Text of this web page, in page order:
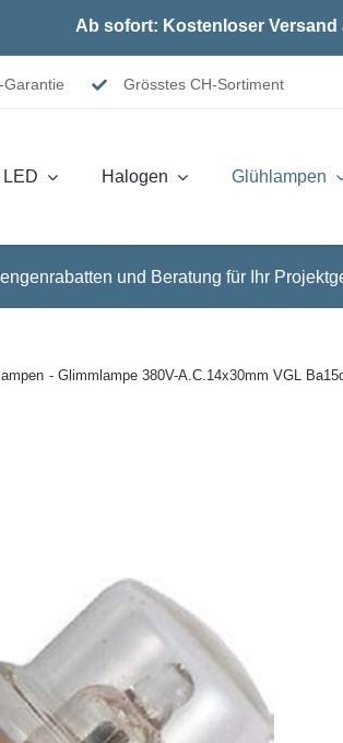
Ab sofort: Kostenloser Versand
Grösstes CH-Sortiment
LED Halogen Glühlampen
und Beratung für Ihr
Glimmlampe 380V-A.C.14x30mm VGL